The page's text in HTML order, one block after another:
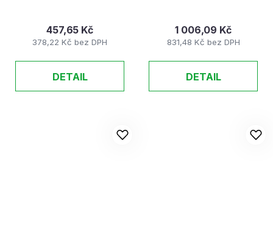
378,22 Kč bez DPH
457,65 Kč
DETAIL
831,48 Kč bez DPH
1 006,09 Kč
DETAIL